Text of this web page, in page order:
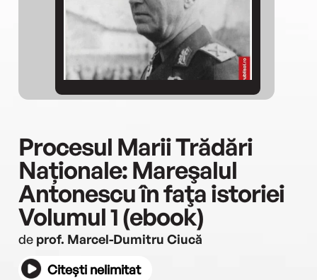
Procesul Marii Trădări
Naționale: Mareşalul
Antonescu în faţa istoriei
Volumul 1 (ebook)
de prof. Marcel-Dumitru Ciucă
Citești nelimitat